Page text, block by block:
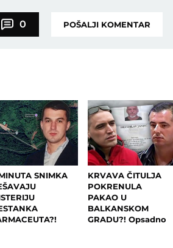
0 POŠALJI KOMENTAR
SNIMKA
KRVAVA ČITULJA
POKRENULA
PAKAO U
BALKANSKOM
GRADU?! Opsadno